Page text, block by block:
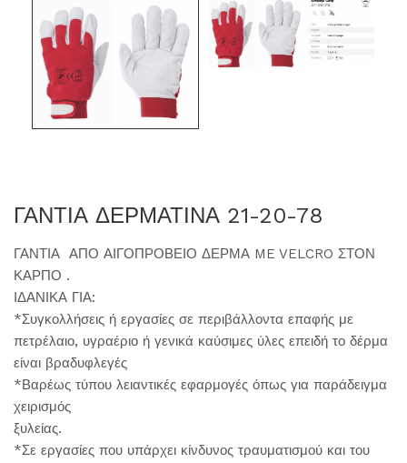
ΓΑΝΤΙΑ ΔΕΡΜΑΤΙΝΑ 21-20-78
ΓΑΝΤΙΑ ΑΠΟ ΑΙΓΟΠΡΟΒΕΙΟ ΔΕΡΜΑ ME VELCRO ΣΤΟΝ
ΚΑΡΠΟ .
ΙΔΑΝΙΚΑ ΓΙΑ:
*Συγκολλήσεις ή εργασίες σε περιβάλλοντα επαφής με
πετρέλαιο, υγραέριο ή γενικά καύσιμες ύλες επειδή το δέρμα
είναι βραδυφλεγές
*Βαρέως τύπου λειαντικές εφαρμογές όπως για παράδειγμα
χειρισμός
ξυλείας.
*Σε εργασίες που υπάρχει κίνδυνος τραυματισμού και του